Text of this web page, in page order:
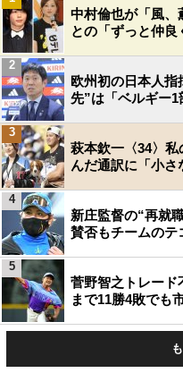
中村倫也が「風
との「ずっと仲
欧州初の日本人指
先”は「ベルギー
2
萩本欽一〈34〉
んだ通訳に「小さ
3
新庄監督の“再就
賛否もチームのテ
4
菅野智之トレー
まで11勝4敗でも
5